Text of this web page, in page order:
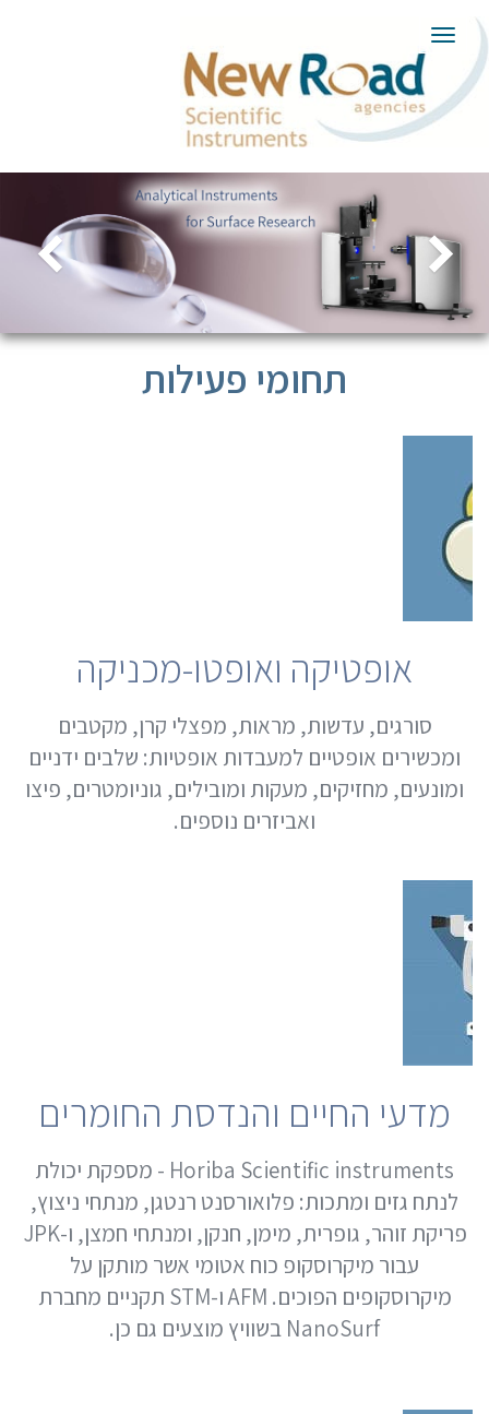
תפריט
תחומי פעילות
אופטיקה ואופטו-מכניקה
סורגים, עדשות, מראות, מפצלי קרן, מקטבים
ומכשירים אופטיים למעבדות אופטיות: שלבים ידניים
ומונעים, מחזיקים, מעקות ומובילים, גוניומטרים, פיצו
ואביזרים נוספים.
מדעי החיים והנדסת החומרים
Horiba Scientific instruments - מספקת יכולת
לנתח גזים ומתכות: פלואורסנט רנטגן, מנתחי ניצוץ,
פריקת זוהר, גופרית, מימן, חנקן, ומנתחי חמצן, ו-JPK
עבור מיקרוסקופ כוח אטומי אשר מותקן על
מיקרוסקופים הפוכים. AFM ו-STM תקניים מחברת
NanoSurf בשוויץ מוצעים גם כן.